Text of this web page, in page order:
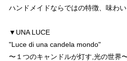
ハンドメイドならではの特徴、味わ
▼UNA LUCE
"Luce di una candela mondo"
〜１つのキャンドルが灯す,光の世界